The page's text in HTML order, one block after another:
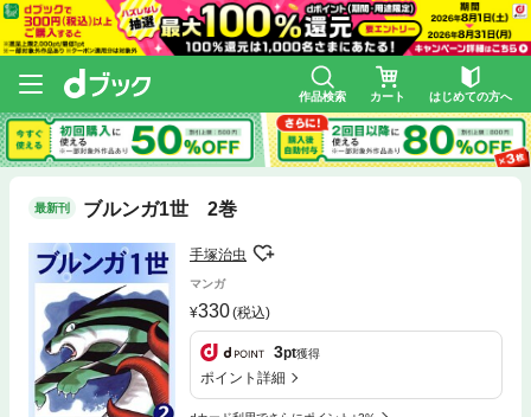
作品検索 カート はじめての方へ
最新刊 ブルンガ1世 2巻
手塚治虫
マンガ
330(税込)
3pt獲得
ポイント詳細